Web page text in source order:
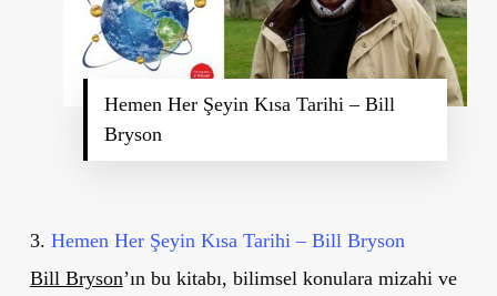
Hemen Her Şeyin Kısa Tarihi – Bill
Bryson
3. Hemen Her Şeyin Kısa Tarihi – Bill Bryson
Bill Bryson’ın bu kitabı, bilimsel konulara mizahi ve